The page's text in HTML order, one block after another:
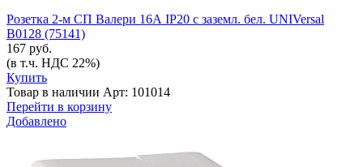
Розетка 2-м СП Валери 16А IP20 с заземл. бел. UNIVersal
В0128 (75141)
167 руб.
(в т.ч. НДС 22%)
Купить
Товар в наличии Арт: 101014
Перейти в корзину
Добавлено